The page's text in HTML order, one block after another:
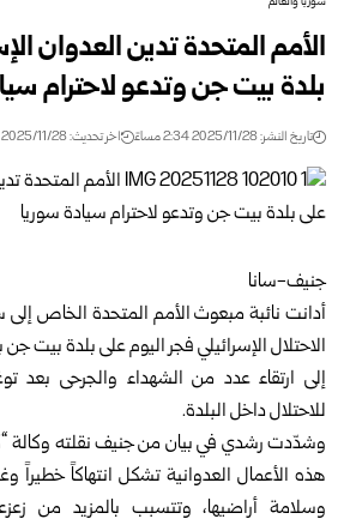
الأمم المتحدة تدين العدوان
بلدة بيت جن وتدعو لاحترام
تاريخ النشر: 2025/11/28 2:34 مساءً اخر تحديث: 2025/11/28 3:11 مساءً
جنيف-سانا
أدانت نائبة مبعوث الأمم المتحدة الخاص
الاحتلال الإسرائيلي فجر اليوم على بلدة بيت
إلى ارتقاء عدد من الشهداء والجرحى بعد
للاحتلال داخل البلدة.
وشدّدت رشدي في بيان من جنيف نقلته وكالة
هذه الأعمال العدوانية تشكل انتهاكاً خطيراً
وسلامة أراضيها، وتتسبب بالمزيد من